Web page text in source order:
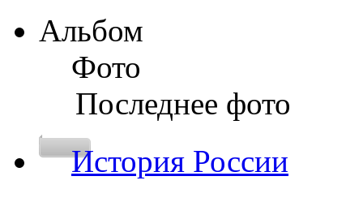
Альбом
Фото
Последнее фото
История России